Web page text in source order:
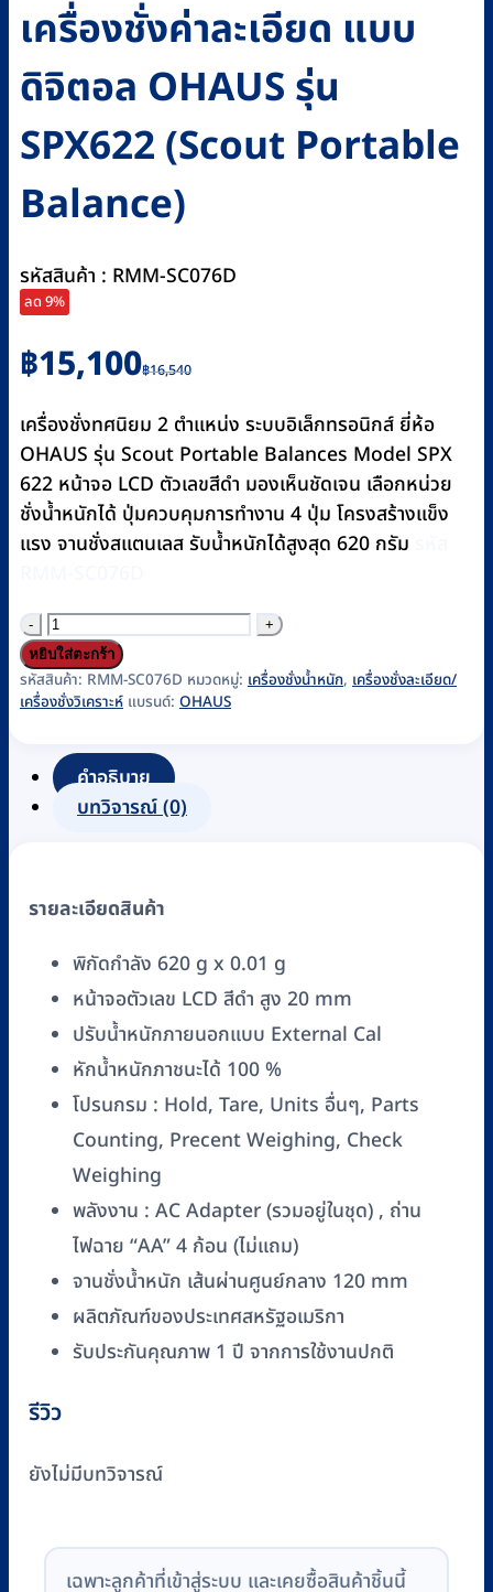
เครื่องชั่งค่าละเอียด แบบ
ดิจิตอล OHAUS รุ่น
SPX622 (Scout Portable
Balance)
รหัสสินค้า : RMM-SC076D
ลด 9%
฿16,540
Original
price
was:
฿16,540.
฿15,100
Current
price
is:
฿15,100.
เครื่องชั่งทศนิยม 2 ตำแหน่ง ระบบอิเล็กทรอนิกส์ ยี่ห้อ
OHAUS รุ่น Scout Portable Balances Model SPX
622 หน้าจอ LCD ตัวเลขสีดำ มองเห็นชัดเจน เลือกหน่วย
ชั่งน้ำหนักได้ ปุ่มควบคุมการทำงาน 4 ปุ่ม โครงสร้างแข็ง
แรง จานชั่งสแตนเลส รับน้ำหนักได้สูงสุด 620 กรัม
จำนวน
เครื่อง
ชั่ง
ค่า
แบบ
ดิจิตอล
(Scout
Portable
Balance)
ชิ้น
หยิบใส่ตะกร้า
รหัสสินค้า: RMM-SC076D หมวดหมู่: เครื่องชั่งน้ำหนัก, เครื่องชั่งละเอียด/
เครื่องชั่งวิเคราะห์ แบรนด์: OHAUS
คำอธิบาย
บทวิจารณ์ (0)
รายละเอียดสินค้า
พิกัดกำลัง 620 g x 0.01 g
หน้าจอตัวเลข LCD สีดำ สูง 20 mm
ปรับน้ำหนักภายนอกแบบ External Cal
หักน้ำหนักภาชนะได้ 100 %
โปรuกรม : Hold, Tare, Units อื่นๆ, Parts
Counting, Precent Weighing, Check
Weighing
พลังงาน : AC Adapter (รวมอยู่ในชุด) , ถ่าน
ไฟฉาย “AA” 4 ก้อน (ไม่แถม)
จานชั่งน้ำหนัก เส้นผ่านศูนย์กลาง 120 mm
ผลิตภัณฑ์ของประเทศสหรัฐอเมริกา
รับประกันคุณภาพ 1 ปี จากการใช้งานปกติ
รีวิว
ยังไม่มีบทวิจารณ์
เฉพาะลูกค้าที่เข้าสู่ระบบ และเคยซื้อสินค้าชิ้นนี้